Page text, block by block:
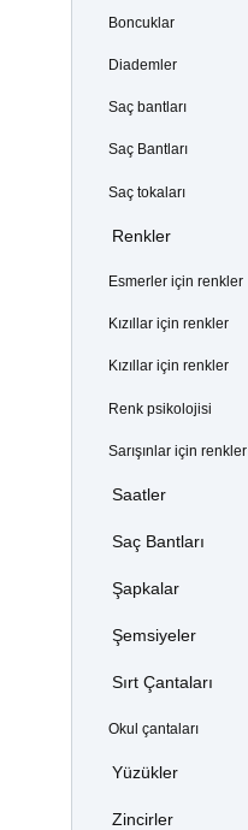
Boncuklar
Diademler
Saç bantları
Saç Bantları
Saç tokaları
Renkler
Esmerler için renkler
Kızıllar için renkler
Kızıllar için renkler
Renk psikolojisi
Sarışınlar için renkler
Saatler
Saç Bantları
Şapkalar
Şemsiyeler
Sırt Çantaları
Okul çantaları
Yüzükler
Zincirler